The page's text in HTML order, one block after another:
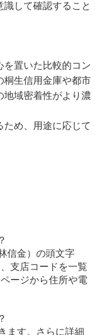
して確認すること
を置いた比較的コン
桐生信用金庫や都市
地域密着性がより濃
め、用途に応じて
信金）の頭文字
支店コードを一覧
ージから住所や電
ます。さらに詳細